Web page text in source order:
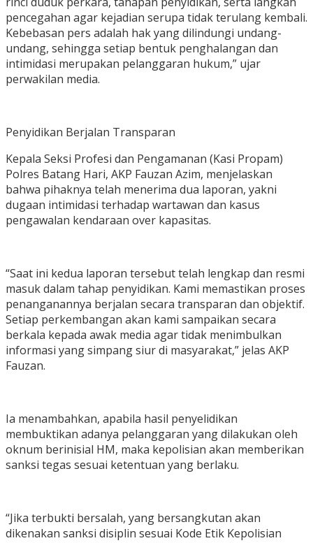
pencegahan agar kejadian serupa tidak terulang kembali.
Kebebasan pers adalah hak yang dilindungi undang-
undang, sehingga setiap bentuk penghalangan dan
intimidasi merupakan pelanggaran hukum,” ujar
perwakilan media.
Penyidikan Berjalan Transparan
Kepala Seksi Profesi dan Pengamanan (Kasi Propam)
Polres Batang Hari, AKP Fauzan Azim, menjelaskan
bahwa pihaknya telah menerima dua laporan, yakni
dugaan intimidasi terhadap wartawan dan kasus
pengawalan kendaraan over kapasitas.
“Saat ini kedua laporan tersebut telah lengkap dan resmi
masuk dalam tahap penyidikan. Kami memastikan proses
penanganannya berjalan secara transparan dan objektif.
Setiap perkembangan akan kami sampaikan secara
berkala kepada awak media agar tidak menimbulkan
informasi yang simpang siur di masyarakat,” jelas AKP
Fauzan.
Ia menambahkan, apabila hasil penyelidikan
membuktikan adanya pelanggaran yang dilakukan oleh
oknum berinisial HM, maka kepolisian akan memberikan
sanksi tegas sesuai ketentuan yang berlaku.
“Jika terbukti bersalah, yang bersangkutan akan
dikenakan sanksi disiplin sesuai Kode Etik Kepolisian